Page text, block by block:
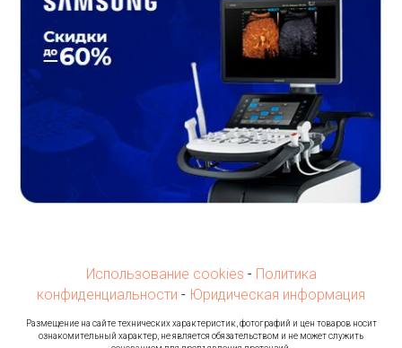
Использование cookies - Политика
конфиденциальности - Юридическая информация
Размещение на сайте технических характеристик, фотографий и цен товаров носит
ознакомительный характер, не является обязательством и не может служить